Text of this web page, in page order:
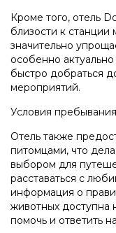
Кроме того, отель
близости к
значительно
особенно
быстро добраться
мероприятий.
Условия пребывания
Отель также
питомцами, что
выбором для
расставаться с
информация о
животных доступна
помочь и ответить